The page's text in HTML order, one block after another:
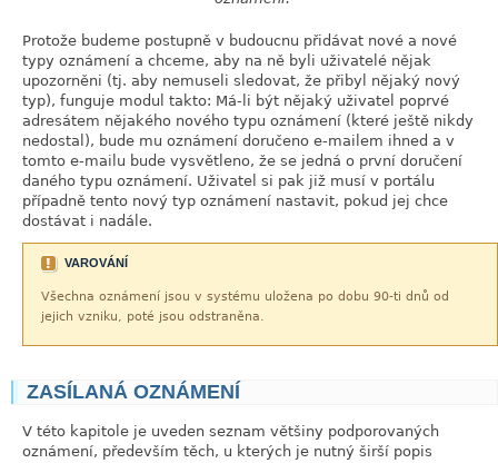
Protože budeme postupně v budoucnu přidávat nové a nové
typy oznámení a chceme, aby na ně byli uživatelé nějak
upozorněni (tj. aby nemuseli sledovat, že přibyl nějaký nový
typ), funguje modul takto: Má-li být nějaký uživatel poprvé
adresátem nějakého nového typu oznámení (které ještě nikdy
nedostal), bude mu oznámení doručeno e-mailem ihned a v
tomto e-mailu bude vysvětleno, že se jedná o první doručení
daného typu oznámení. Uživatel si pak již musí v portálu
případně tento nový typ oznámení nastavit, pokud jej chce
dostávat i nadále.
VAROVÁNÍ
Všechna oznámení jsou v systému uložena po dobu 90-ti dnů od
jejich vzniku, poté jsou odstraněna.
ZASÍLANÁ OZNÁMENÍ
V této kapitole je uveden seznam většiny podporovaných
oznámení, především těch, u kterých je nutný širší popis